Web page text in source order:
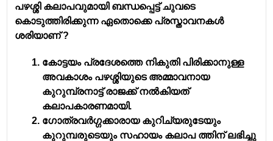
പഴശ്ശി കലാപവുമായി ബന്ധപ്പെട്ട് ചുവടെ
കൊടുത്തിരിക്കുന്ന ഏതൊക്കെ പ്രസ്താവനകൾ
ശരിയാണ് ?
കോട്ടയം പ്രദേശത്തെ നികുതി പിരിക്കാനുള്ള
അവകാശം പഴശ്ശിയുടെ അമ്മാവനായ
കുറുമ്പ്രനാട്ട് രാജക്ക് നൽകിയത്
കലാപകാരണമായി.
ഗോത്രവർഗ്ഗക്കാരായ കുറിച്യരുടേയും
കുറുമ്പരുടെയും സഹായം കലാപ ത്തിന് ലഭിച്ചു